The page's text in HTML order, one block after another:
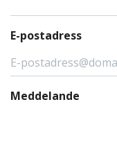
E-postadress
Meddelande